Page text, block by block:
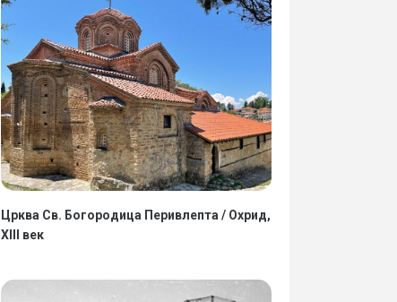
Црква Св. Богородица Перивлепта / Охрид,
XIII век